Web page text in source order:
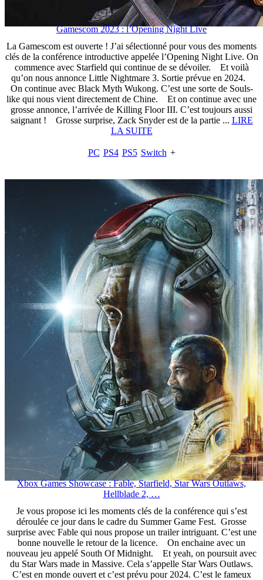
Gamescom 2023 : l’Opening Night Live
La Gamescom est ouverte ! J’ai sélectionné pour vous des moments
clés de la conférence introductive appelée l’Opening Night Live. On
commence avec Starfield qui continue de se dévoiler. Et voilà
qu’on nous annonce Little Nightmare 3. Sortie prévue en 2024.
On continue avec Black Myth Wukong. C’est une sorte de Souls-
like qui nous vient directement de Chine. Et on continue avec une
grosse annonce, l’arrivée de Killing Floor III. C’est toujours aussi
saignant ! Grosse surprise, Zack Snyder est de la partie ... LIRE
LA SUITE
PC PS4 PS5 Switch +
Xbox Games Showcase : Fable, Starfield, Star Wars Outlaws,
Hellblade 2, …
Je vous propose ici les moments clés de la conférence qui s’est
déroulée ce jour dans le cadre du Summer Game Fest. Grosse
surprise avec Fable qui nous propose un trailer intriguant. C’est une
bonne nouvelle le retour de la licence. On enchaine avec un
nouveau jeu appelé South Of Midnight. Et yeah, on poursuit avec
du Star Wars made in Massive. Cela s’appelle Star Wars Outlaws.
C’est en monde ouvert et c’est prévu pour 2024. C’est le fameux